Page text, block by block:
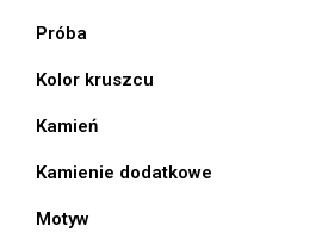
Próba
Kolor kruszcu
Kamień
Kamienie dodatkowe
Motyw